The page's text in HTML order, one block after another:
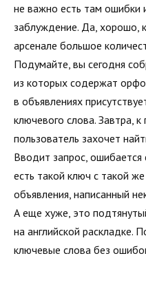
не важно есть там ошибки
заблуждение. Да, хорошо,
арсенале большое
Подумайте, вы сегодня
из которых содержат
в объявлениях
ключевого слова. Завтра,
пользователь захочет
Вводит запрос, ошибается
есть такой ключ с такой
объявления, написанный
А еще хуже, это
на английской раскладке.
ключевые слова без